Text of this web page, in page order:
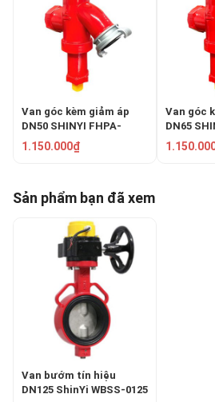
Van góc kèm giảm áp
DN50 SHINYI FHPA-
0050-16
1.150.000₫
Van góc
DN65
0065-16
Sản phẩm bạn đã xem
Van bướm tín hiệu
DN125 ShinYi WBSS-0125